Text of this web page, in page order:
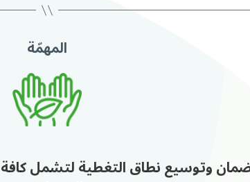
المهمّة
وتوسيع نطاق التغطية لتشمل كافة